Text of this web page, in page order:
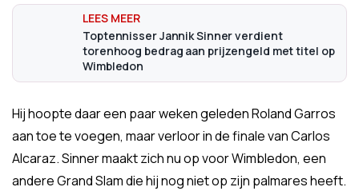
Toptennisser Jannik Sinner verdient
torenhoog bedrag aan prijzengeld met titel op
Wimbledon
Hij hoopte daar een paar weken geleden Roland Garros
aan toe te voegen, maar verloor in de finale van Carlos
Alcaraz. Sinner maakt zich nu op voor Wimbledon, een
andere Grand Slam die hij nog niet op zijn palmares heeft.